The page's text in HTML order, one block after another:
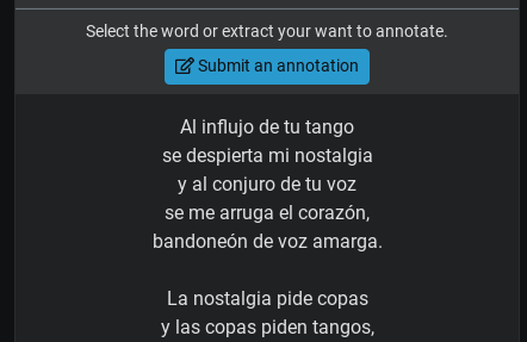
Select the word or extract your want to annotate.
Submit an annotation
Al influjo de tu tango
se despierta mi nostalgia
y al conjuro de tu voz
se me arruga el corazón,
bandoneón de voz amarga.
La nostalgia pide copas
y las copas piden tangos,